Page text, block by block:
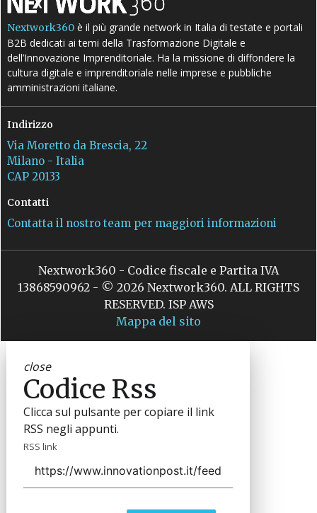
Nextwork360 è il più grande network in Italia di testate e portali
B2B dedicati ai temi della Trasformazione Digitale e
dell’Innovazione Imprenditoriale. Ha la missione di diffondere la
cultura digitale e imprenditoriale nelle imprese e pubbliche
amministrazioni italiane.
Indirizzo
Via Moretto da Brescia, 22
Milano - Italia
CAP 20133
Contatti
Contatta il nostro team per maggiori informazioni
Nextwork360 - Codice fiscale e Partita IVA
13868590962 - © 2026 Nextwork360. ALL RIGHTS
RESERVED. ISP AWS
Mappa del sito
close
Codice Rss
Clicca sul pulsante per copiare il link
RSS negli appunti.
RSS link